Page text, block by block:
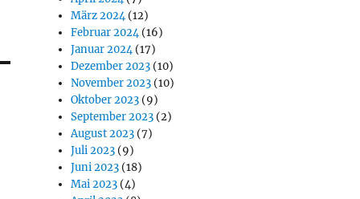
März 2024(12)
Februar 2024(16)
Januar 2024(17)
Dezember 2023 (10)
November 2023 (10)
Oktober 2023 (9)
September 2023 (2)
August 2023 (7)
Juli 2023 (9)
Juni 2023 (18)
Mai 2023 (4)